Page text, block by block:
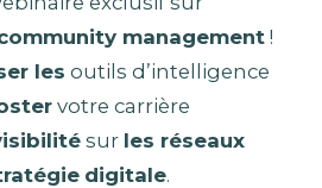
management !
les outils d’intelligence
votre carrière
sur les réseaux
digitale.